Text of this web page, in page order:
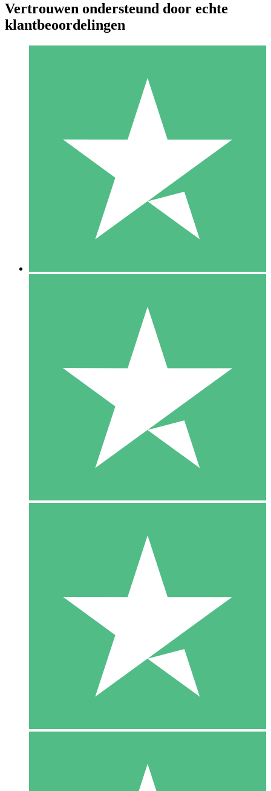
Individuele Creditpakketten
Betaal per gebruik met downloadtegoeden. Geen maandelijkse
1000
10 Downloaden
20 00
Vertrouwen ondersteund door echte
klantbeoordelingen